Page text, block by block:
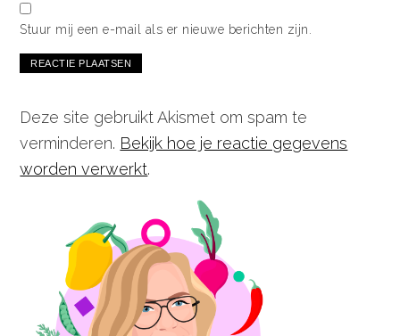
Stuur mij een e-mail als er nieuwe berichten zijn.
Deze site gebruikt Akismet om spam te
verminderen. Bekijk hoe je reactie gegevens
worden verwerkt.